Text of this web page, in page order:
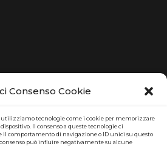
Consenso Cookie
utilizziamo tecnologie come i cookie per memorizzare
Il consenso a queste tecnologie ci
il comportamento di navigazione o ID unici su questo
può influire negativamente su alcune